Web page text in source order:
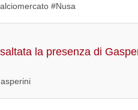
#Nusa
la presenza di